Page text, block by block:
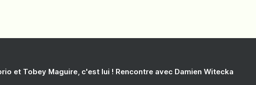
et Tobey Maguire, c'est lui ! Rencontre avec Damien Witecka